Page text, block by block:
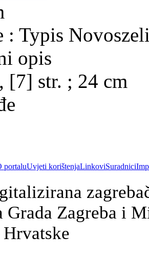
: Typis
opis
str. ; 24 cm
portaluUvjeti korištenjaLinkoviSuradnici
Grada Zagreba i